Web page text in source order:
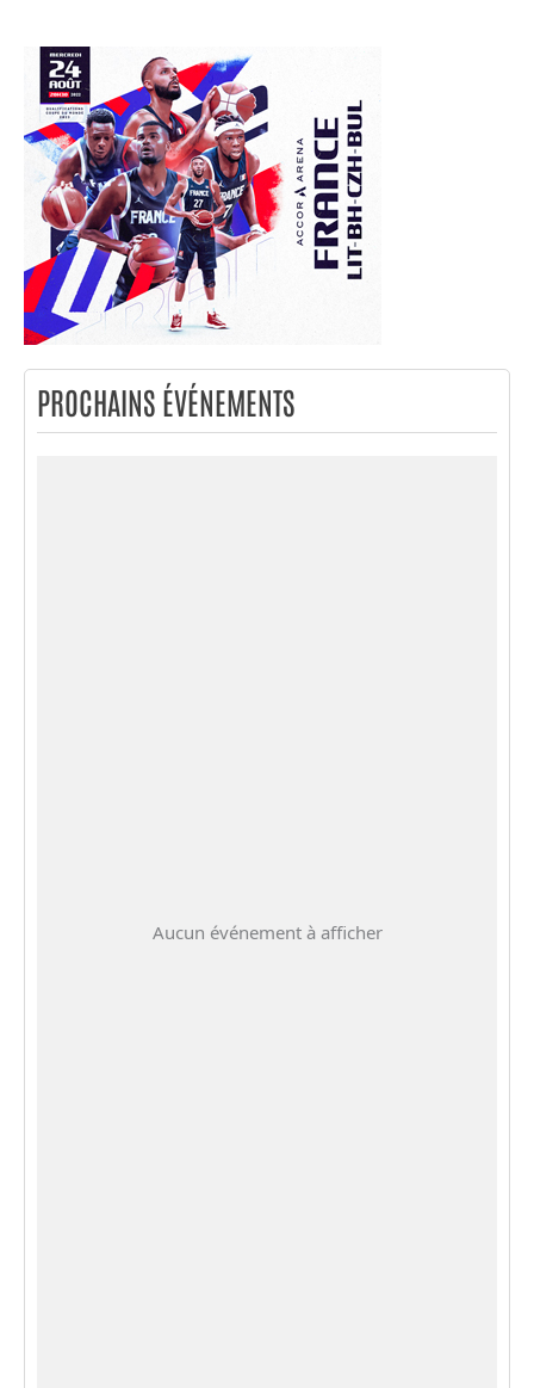
PROCHAINS ÉVÉNEMENTS
Aucun événement à afficher